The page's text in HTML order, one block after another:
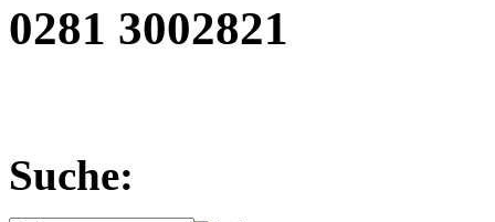
0281 3002821
Suche: